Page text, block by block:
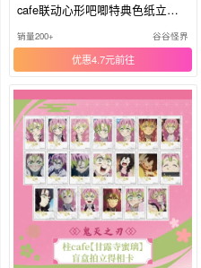
cafe联动心形吧唧特典色纸立牌
相卡
销量200+ 谷谷怪界
优惠4.7元